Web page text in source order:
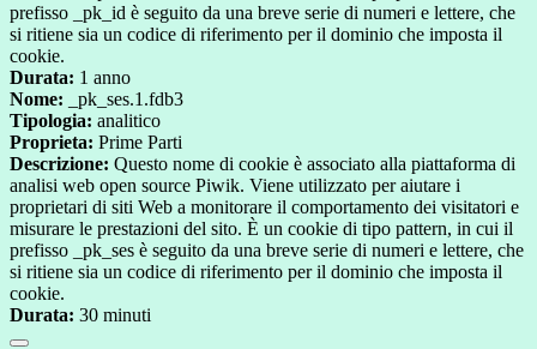
prefisso _pk_id è seguito da una breve serie di numeri e lettere, che
si ritiene sia un codice di riferimento per il dominio che imposta il
cookie.
Durata: 1 anno
Nome: _pk_ses.1.fdb3
Tipologia: analitico
Proprieta: Prime Parti
Descrizione: Questo nome di cookie è associato alla piattaforma di
analisi web open source Piwik. Viene utilizzato per aiutare i
proprietari di siti Web a monitorare il comportamento dei visitatori e
misurare le prestazioni del sito. È un cookie di tipo pattern, in cui il
prefisso _pk_ses è seguito da una breve serie di numeri e lettere, che
si ritiene sia un codice di riferimento per il dominio che imposta il
cookie.
Durata: 30 minuti